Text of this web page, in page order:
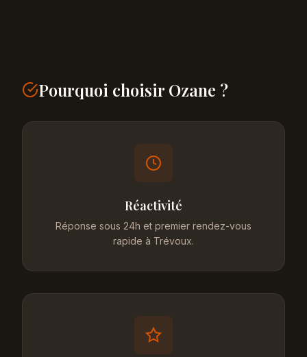
Pourquoi choisir Ozane ?
Réactivité
Réponse sous 24h et premier rendez-vous
rapide à Trévoux.